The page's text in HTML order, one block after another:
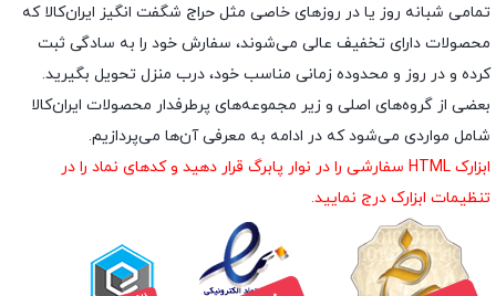
تمامی شبانه روز یا در روزهای خاصی مثل حراج شگفت انگیز ایران‌کالا که
محصولات دارای تخفیف عالی می‌شوند، سفارش خود را به سادگی ثبت
کرده و در روز و محدوده زمانی مناسب خود، درب منزل تحویل بگیرید.
بعضی از گروه‌های اصلی و زیر مجموعه‌های پرطرفدار محصولات ایران‌کالا
شامل مواردی می‌شود که در ادامه به معرفی آن‌ها می‌پردازیم.
ابزارک HTML سفارشی را در نوار پابرگ قرار دهید و کدهای نماد را در
تنظیمات ابزارک درج نمایید.